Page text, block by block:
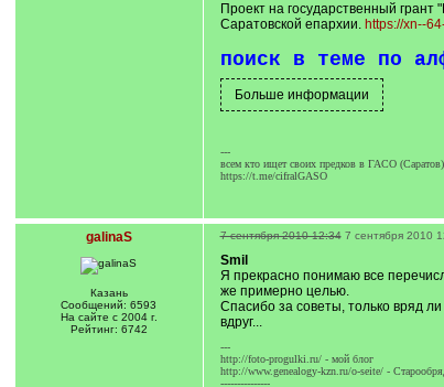
Проект на государственный грант
Саратовской епархии. https://xn--
поиск в теме по
---
всем кто ищет своих предков в ГАСО
https://t.me/cifralGASO
galinaS
Казань
Сообщений: 6593
На сайте с 2004 г.
Рейтинг: 6742
7 сентября 2010 12:34 7 сентября 2010
Smil
Я прекрасно понимаю все
же примерно целью.
Спасибо за советы, только вряд
вдруг...
---
http://foto-progulki.ru/ - мой блог
http://www.genealogy-kzn.ru/o-seite/ -
---------------